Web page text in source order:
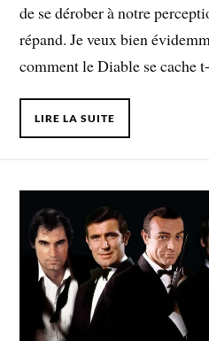
de se dérober à notre
répand. Je veux bien
comment le Diable se cache
LIRE LA SUITE